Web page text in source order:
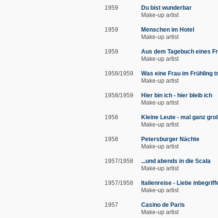
1959
Du bist wunderbar
Make-up artist
1959
Menschen im Hotel
Make-up artist
1959
Aus dem Tagebuch eines
Make-up artist
1958/1959
Was eine Frau im Frühling
Make-up artist
1958/1959
Hier bin ich - hier bleib ich
Make-up artist
1958
Kleine Leute - mal ganz
Make-up artist
1958
Petersburger Nächte
Make-up artist
1957/1958
...und abends in die Scala
Make-up artist
1957/1958
Italienreise - Liebe
Make-up artist
1957
Casino de Paris
Make-up artist